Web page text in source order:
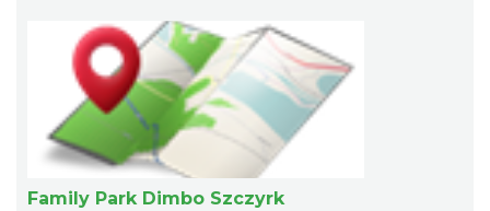
Family Park Dimbo Szczyrk